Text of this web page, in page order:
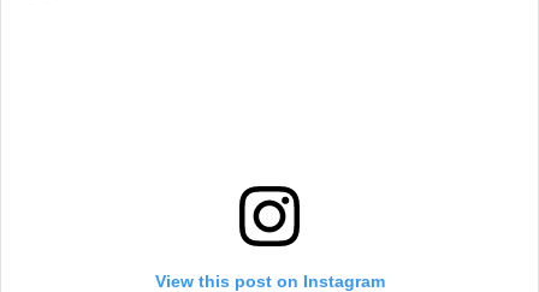
View this post on Instagram